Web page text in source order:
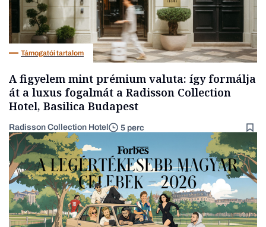
Támogatói tartalom
A figyelem mint prémium valuta: így formálja
át a luxus fogalmát a Radisson Collection
Hotel, Basilica Budapest
Radisson Collection Hotel 5 perc